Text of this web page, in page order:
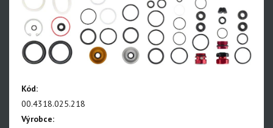
Pike
Psylo
Yari
Zeb - NEW!!!
Domain
Kód:
00.4318.025.218
Výrobce: